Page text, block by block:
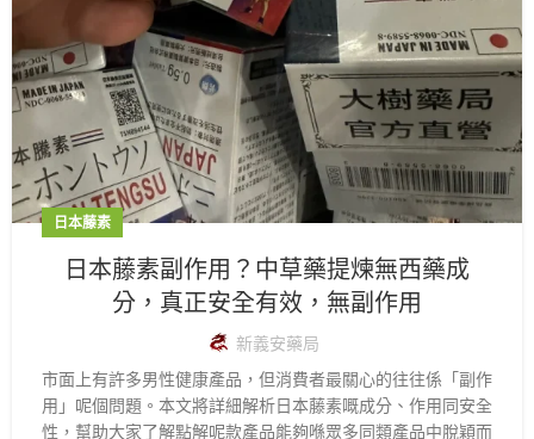
日本藤素
日本藤素副作用？中草藥提煉無西藥成
分，真正安全有效，無副作用
新義安藥局
市面上有許多男性健康產品，但消費者最關心的往往係「副作
用」呢個問題。本文將詳細解析日本藤素嘅成分、作用同安全
性，幫助大家了解點解呢款產品能夠喺眾多同類產品中脫穎而